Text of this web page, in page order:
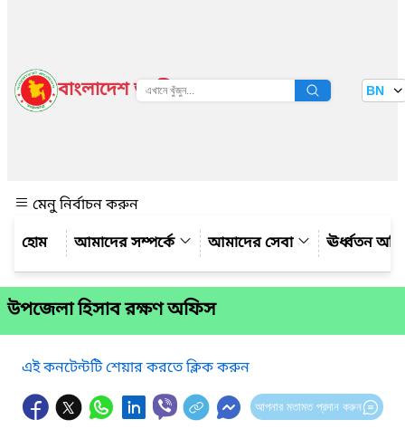
বাংলাদেশ জাতীয় তথ্য বাতায়ন BN
মেনু নির্বাচন করুন
আমাদের সম্পর্কে
আমাদের সেবা ঊর্ধ্বতন
উপজেলা হিসাব রক্ষণ অফিস
এই কনটেন্টটি শেয়ার করতে ক্লিক করুন
আপনার মতামত প্রদান করুন